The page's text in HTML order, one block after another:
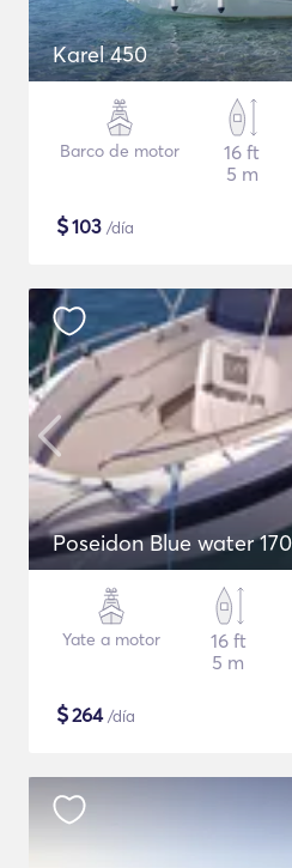
Karel 450
Barco de motor
16 ft
5 m
$103 /día
Poseidon Blue water 170
Yate a motor
16 ft
5 m
$264/día